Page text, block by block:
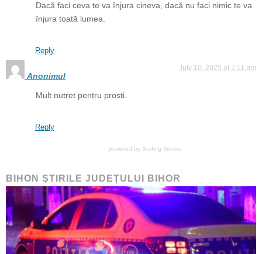
Dacă faci ceva te va înjura cineva, dacă nu faci nimic te va
înjura toată lumea.
Reply
Anonimul
July 10, 2025 at 1:11 pm
Mult nutret pentru prosti.
Reply
powered by Surfing Waves
BIHON ŞTIRILE JUDEŢULUI BIHOR